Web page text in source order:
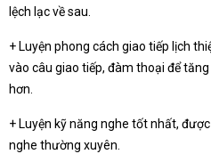
lệch lạc về sau.
+ Luyện phong cách giao tiếp lịch
vào câu giao tiếp, đàm thoại để
hơn.
+ Luyện kỹ năng nghe tốt nhất,
nghe thường xuyên.